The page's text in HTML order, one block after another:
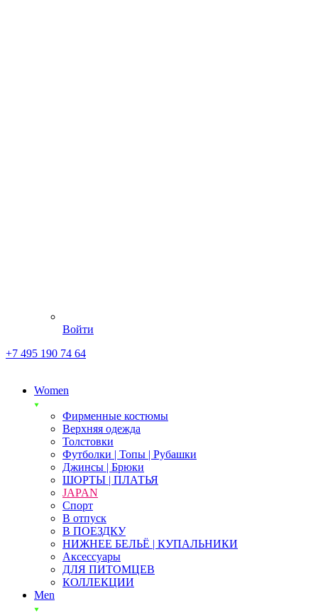
Войти
+7 495 190 74 64
Women
Фирменные костюмы
Верхняя одежда
Толстовки
Футболки | Топы | Рубашки
Джинсы | Брюки
ШОРТЫ | ПЛАТЬЯ
JAPAN
Спорт
В отпуск
В ПОЕЗДКУ
НИЖНЕЕ БЕЛЬЁ | КУПАЛЬНИКИ
Аксессуары
ДЛЯ ПИТОМЦЕВ
КОЛЛЕКЦИИ
Men